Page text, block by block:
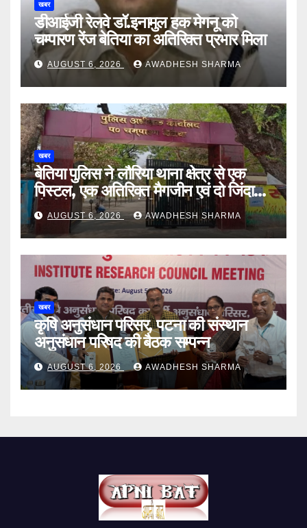
खबर
डीआईजी रेलवे डॉ.इनामुल हक मेगनू को
चम्पारण रेंज बेतिया का अतिरिक्त प्रभार मिला
AUGUST 6, 2026 AWADHESH SHARMA
खबर
बेतिया पुलिस ने लौरिया थाना क्षेत्र से एक
पिस्टल, एक अतिरिक्त मैगजीन एवं दो जिंदा
गोली के साथ एक को गिरफ्तार दिया
AUGUST 6, 2026 AWADHESH SHARMA
खबर
कृषि अनुसंधान परिसर, पटना की संस्थान
अनुसंधान परिषद की बैठक सम्पन्न
AUGUST 6, 2026 AWADHESH SHARMA